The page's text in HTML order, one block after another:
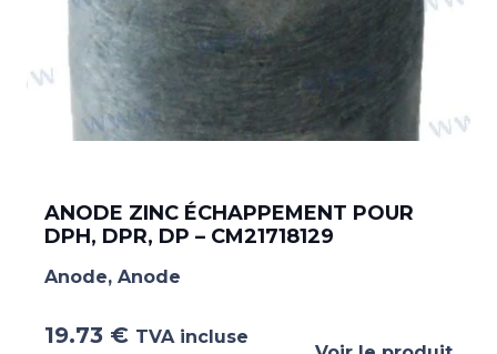
ANODE ZINC ÉCHAPPEMENT POUR
DPH, DPR, DP – CM21718129
Anode, Anode
19.73 € TVA incluse